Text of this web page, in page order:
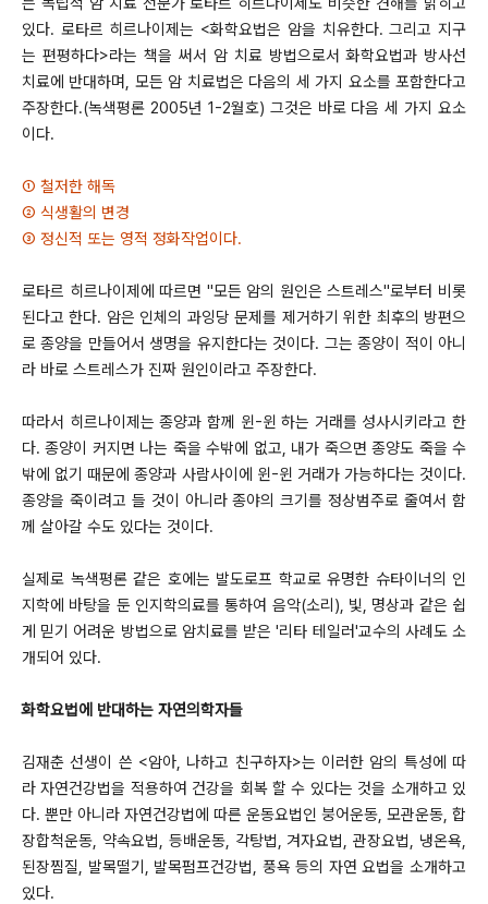
있다. 로타르 히르나이제는 <화학요법은 암을 치유한다. 그리고 지구
는 편평하다>라는 책을 써서 암 치료 방법으로서 화학요법과 방사선
치료에 반대하며, 모든 암 치료법은 다음의 세 가지 요소를 포함한다고
주장한다.(녹색평론 2005년 1-2월호) 그것은 바로 다음 세 가지 요소
이다.
① 철저한 해독
② 식생활의 변경
③ 정신적 또는 영적 정화작업이다.
로타르 히르나이제에 따르면 "모든 암의 원인은 스트레스"로부터 비롯
된다고 한다. 암은 인체의 과잉당 문제를 제거하기 위한 최후의 방편으
로 종양을 만들어서 생명을 유지한다는 것이다. 그는 종양이 적이 아니
라 바로 스트레스가 진짜 원인이라고 주장한다.
따라서 히르나이제는 종양과 함께 윈-윈 하는 거래를 성사시키라고 한
다. 종양이 커지면 나는 죽을 수밖에 없고, 내가 죽으면 종양도 죽을 수
밖에 없기 때문에 종양과 사람사이에 윈-윈 거래가 가능하다는 것이다.
종양을 죽이려고 들 것이 아니라 종야의 크기를 정상범주로 줄여서 함
께 살아갈 수도 있다는 것이다.
실제로 녹색평론 같은 호에는 발도로프 학교로 유명한 슈타이너의 인
지학에 바탕을 둔 인지학의료를 통하여 음악(소리), 빛, 명상과 같은 쉽
게 믿기 어려운 방법으로 암치료를 받은 '리타 테일러'교수의 사례도 소
개되어 있다.
화학요법에 반대하는 자연의학자들
김재춘 선생이 쓴 <암아, 나하고 친구하자>는 이러한 암의 특성에 따
라 자연건강법을 적용하여 건강을 회복 할 수 있다는 것을 소개하고 있
다. 뿐만 아니라 자연건강법에 따른 운동요법인 붕어운동, 모관운동, 합
장합척운동, 약속요법, 등배운동, 각탕법, 겨자요법, 관장요법, 냉온욕,
된장찜질, 발목떨기, 발목펌프건강법, 풍욕 등의 자연 요법을 소개하고
있다.